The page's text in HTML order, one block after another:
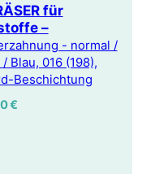
für
–
- normal /
/ Blau, 016 (198),
Beschichtung
€